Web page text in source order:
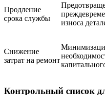
Продление
срока службы
износа
Снижение
затрат на ремонт
Контрольный список